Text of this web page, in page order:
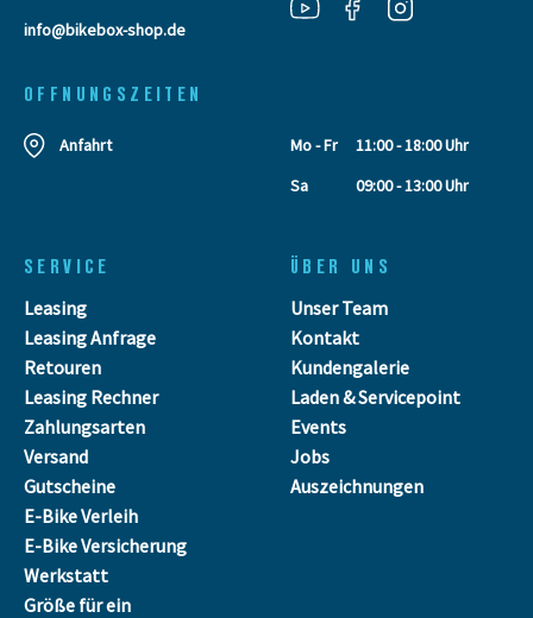
info@bikebox-shop.de
OFFNUNGSZEITEN
Anfahrt Mo - Fr
11:00 - 18:00 Uhr
Sa
09:00 - 13:00 Uhr
SERVICE
Leasing
Leasing Anfrage
Retouren
Leasing Rechner
Zahlungsarten
Versand
Gutscheine
E-Bike Verleih
E-Bike Versicherung
Werkstatt
Größe für ein
ÜBER UNS
Unser Team
Kontakt
Kundengalerie
Laden & Servicepoint
Events
Jobs
Auszeichnungen